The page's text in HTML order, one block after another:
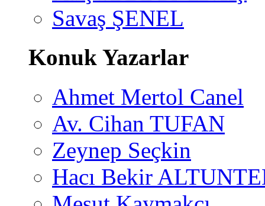
Savaş ŞENEL
Konuk Yazarlar
Ahmet Mertol Canel
Av. Cihan TUFAN
Zeynep Seçkin
Hacı Bekir